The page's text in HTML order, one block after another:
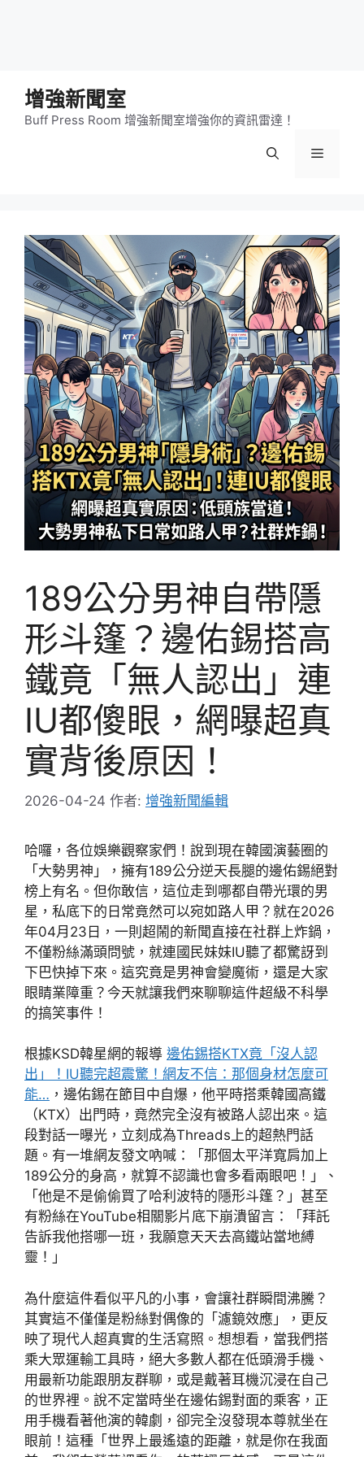
增強新聞室
Buff Press Room 增強新聞室增強你的資訊雷達！
選
189公分男神自帶隱
形斗篷？邊佑錫搭高
鐵竟「無人認出」連
IU都傻眼，網曝超真
實背後原因！
2026-04-24 作者: 增強新聞編輯
哈囉，各位娛樂觀察家們！說到現在韓國演藝圈的
「大勢男神」，擁有189公分逆天長腿的邊佑錫絕對
榜上有名。但你敢信，這位走到哪都自帶光環的男
星，私底下的日常竟然可以宛如路人甲？就在2026
年04月23日，一則超鬧的新聞直接在社群上炸鍋，
不僅粉絲滿頭問號，就連國民妹妹IU聽了都驚訝到
下巴快掉下來。這究竟是男神會變魔術，還是大家
眼睛業障重？今天就讓我們來聊聊這件超級不科學
的搞笑事件！
根據KSD韓星網的報導 邊佑錫搭KTX竟「沒人認
出」！IU聽完超震驚！網友不信：那個身材怎麼可
能… ，邊佑錫在節目中自爆，他平時搭乘韓國高鐵
（KTX）出門時，竟然完全沒有被路人認出來。這
段對話一曝光，立刻成為Threads上的超熱門話
題。有一堆網友發文吶喊：「那個太平洋寬肩加上
189公分的身高，就算不認識也會多看兩眼吧！」、
「他是不是偷偷買了哈利波特的隱形斗篷？」甚至
有粉絲在YouTube相關影片底下崩潰留言：「拜託
告訴我他搭哪一班，我願意天天去高鐵站當地縛
靈！」
為什麼這件看似平凡的小事，會讓社群瞬間沸騰？
其實這不僅僅是粉絲對偶像的「濾鏡效應」，更反
映了現代人超真實的生活寫照。想想看，當我們搭
乘大眾運輸工具時，絕大多數人都在低頭滑手機、
用最新功能跟朋友群聊，或是戴著耳機沉浸在自己
的世界裡。說不定當時坐在邊佑錫對面的乘客，正
用手機看著他演的韓劇，卻完全沒發現本尊就坐在
眼前！這種「世界上最遙遠的距離，就是你在我面